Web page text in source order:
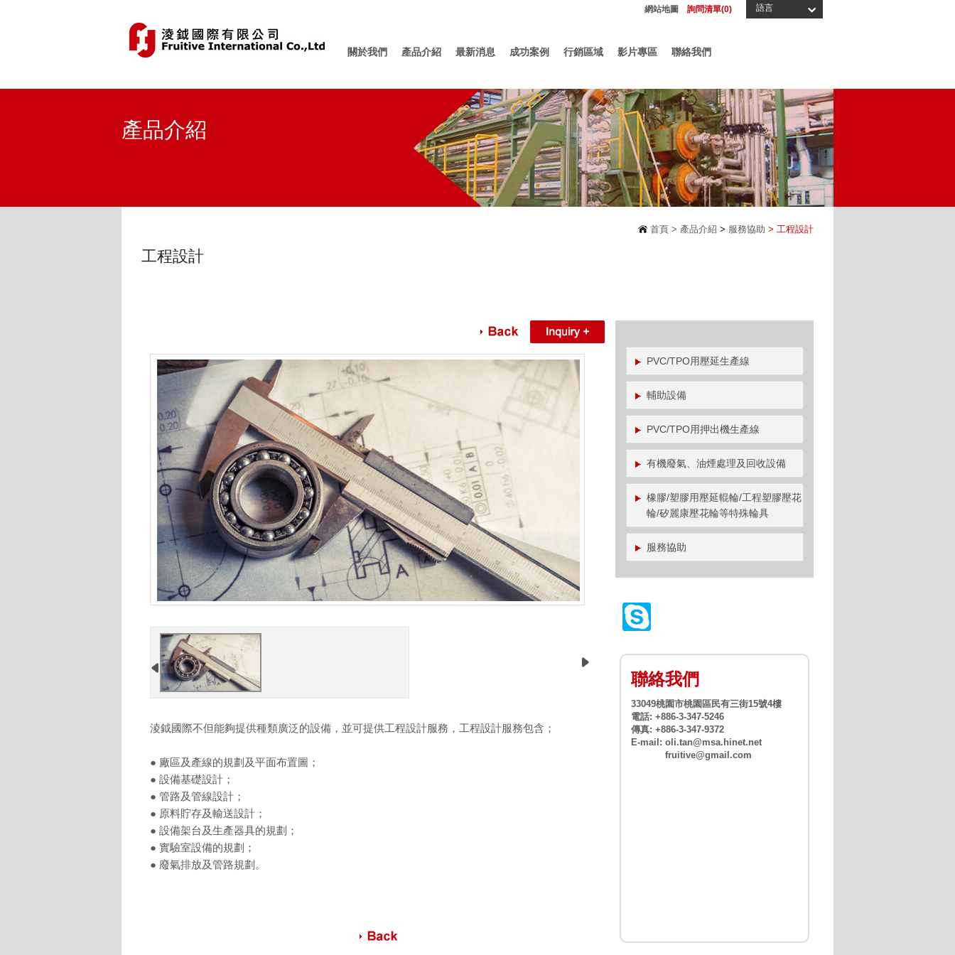
網站地圖 詢問清單(0) 語言
關於我們 產品介紹 最新消息 成功案例 行銷區域 影片專區 聯絡我們
產品介紹
首頁 > 產品介紹 > 服務協助 > 工程設計
工程設計
淩鉞國際不但能夠提供種類廣泛的設備，並可提供工程設計服務，工程設計服務包含；
● 廠區及產線的規劃及平面布置圖；
● 設備基礎設計；
● 管路及管線設計；
● 原料貯存及輸送設計；
● 設備架台及生產器具的規劃；
● 實驗室設備的規劃；
● 廢氣排放及管路規劃。
PVC/TPO用壓延生產線
輔助設備
PVC/TPO用押出機生產線
有機廢氣、油煙處理及回收設備
橡膠/塑膠用壓延輥輪/工程塑膠壓花
輪/矽麗康壓花輪等特殊輪具
服務協助
聯絡我們
33049桃園市桃園區民有三街15號4樓
電話: +886-3-347-5246
傳真: +886-3-347-9372
E-mail: oli.tan@msa.hinet.net
fruitive@gmail.com